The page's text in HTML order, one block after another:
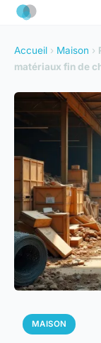
Accueil › Maison ›
matériaux fin de
MAISON